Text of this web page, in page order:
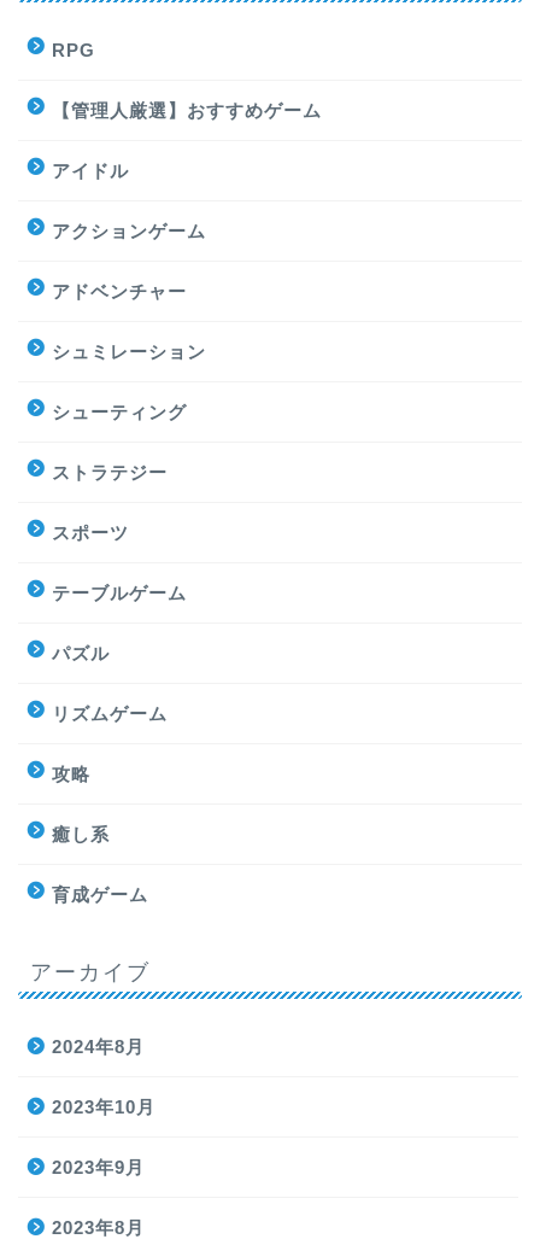
RPG
【管理人厳選】おすすめゲーム
アイドル
アクションゲーム
アドベンチャー
シュミレーション
シューティング
ストラテジー
スポーツ
テーブルゲーム
パズル
リズムゲーム
攻略
癒し系
育成ゲーム
アーカイブ
2024年8月
2023年10月
2023年9月
2023年8月